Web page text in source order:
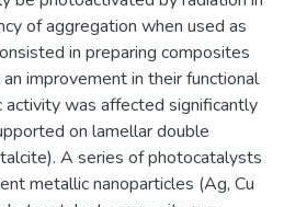
of aggregation when used as
in preparing composites
improvement in their functional
was affected significantly
on lamellar double
A series of photocatalysts
metallic nanoparticles (Ag, Cu